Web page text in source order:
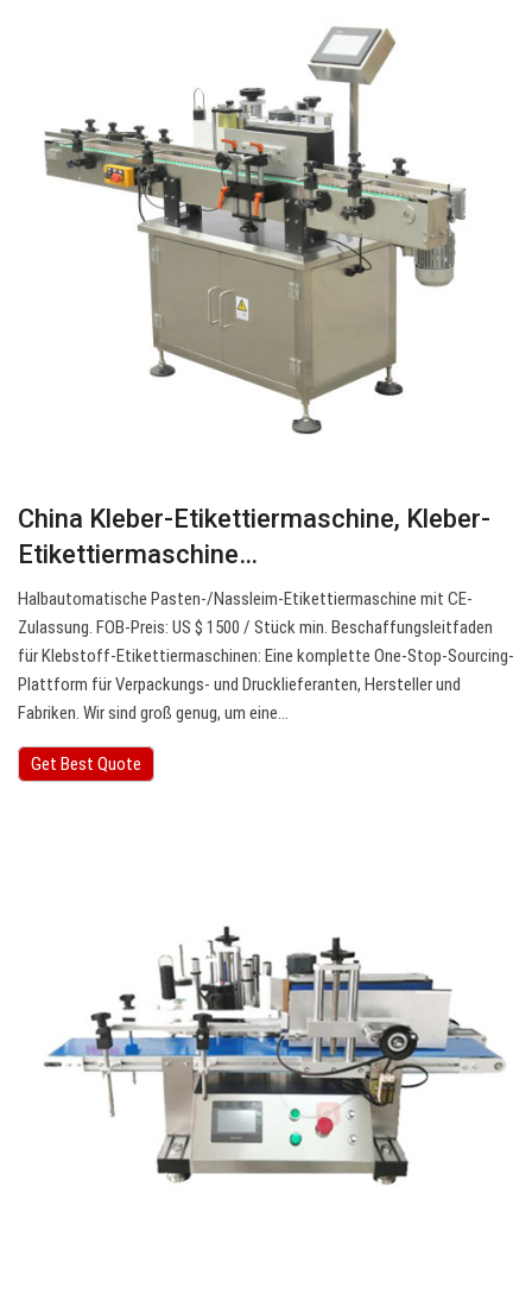
China Kleber-Etikettiermaschine, Kleber-
Etikettiermaschine…
Halbautomatische Pasten-/Nassleim-Etikettiermaschine mit CE-
Zulassung. FOB-Preis: US $ 1500 / Stück min. Beschaffungsleitfaden
für Klebstoff-Etikettiermaschinen: Eine komplette One-Stop-Sourcing-
Plattform für Verpackungs- und Drucklieferanten, Hersteller und
Fabriken. Wir sind groß genug, um eine…
Get Best Quote